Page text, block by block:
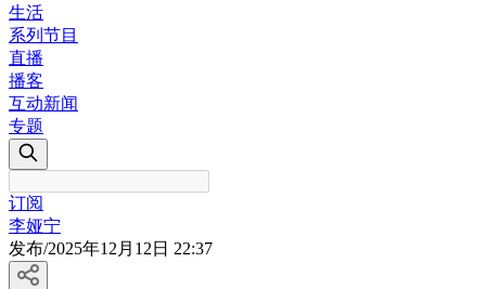
生活
系列节目
直播
播客
互动新闻
专题
订阅
李娅宁
发布/2025年12月12日 22:37